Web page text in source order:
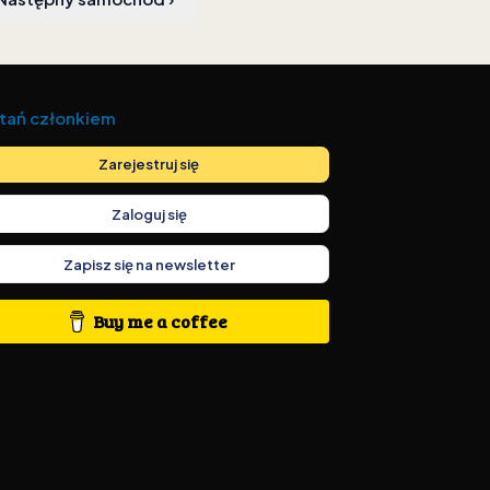
członkiem
Zarejestruj się
Zaloguj się
Zapisz się na newsletter
Buy me a coffee